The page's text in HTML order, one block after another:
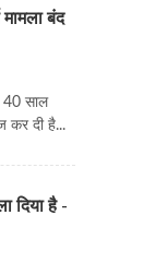
मामला बंद
40 साल
कर दी है...
दिया है -